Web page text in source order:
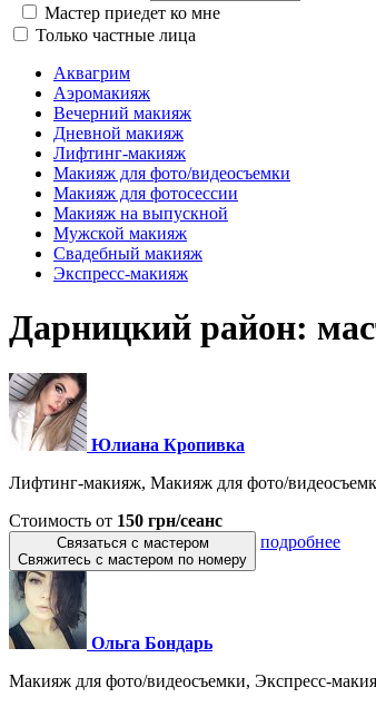
Мастер приедет ко мне
Только частные лица
Аквагрим
Аэромакияж
Вечерний макияж
Дневной макияж
Лифтинг-макияж
Макияж для фото/видеосъемки
Макияж для фотосессии
Макияж на выпускной
Мужской макияж
Свадебный макияж
Экспресс-макияж
Дарницкий район:
Юлиана Кропивка
Лифтинг-макияж, Макияж для фото/
Стоимость от 150 грн/сеанс
Связаться с мастером
Свяжитесь с мастером по номеру
подробнее
Ольга Бондарь
Макияж для фото/видеосъемки, Экспресс-